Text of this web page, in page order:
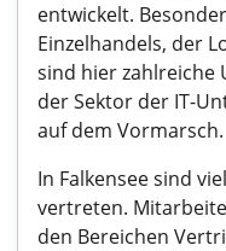
entwickelt.
Einzelhandels, der
sind hier zahlreiche
der Sektor der IT-
auf dem Vormarsch.
In Falkensee sind
vertreten.
den Bereichen